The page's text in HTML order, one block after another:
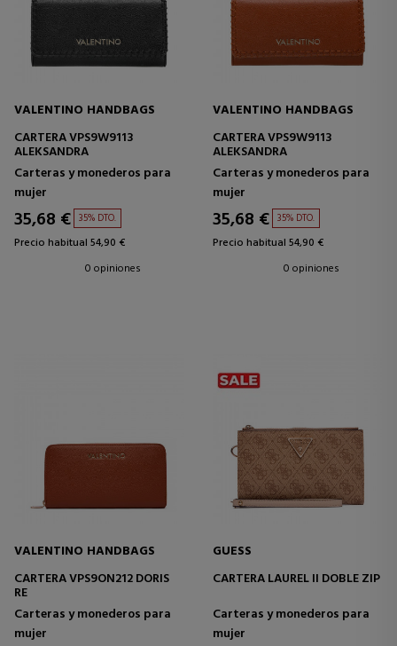
VALENTINO HANDBAGS
CARTERA VPS9W9113
ALEKSANDRA
Carteras y monederos para
mujer
35,68 € 35% DTO.
Precio habitual 54,90 €
0 opiniones
VALENTINO HANDBAGS
CARTERA VPS9W9113
ALEKSANDRA
Carteras y monederos para
mujer
35,68 € 35% DTO.
Precio habitual 54,90 €
0 opiniones
VALENTINO HANDBAGS
CARTERA VPS9ON212 DORIS
RE
Carteras y monederos para
mujer
GUESS
CARTERA LAUREL II DOBLE ZIP
Carteras y monederos para
mujer